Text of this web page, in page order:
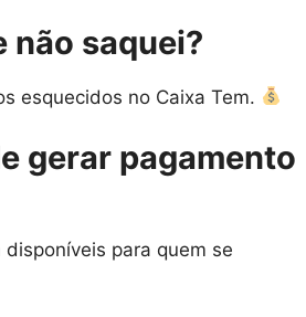
não saquei?
esquecidos no Caixa Tem.
gerar pagamento
para quem se